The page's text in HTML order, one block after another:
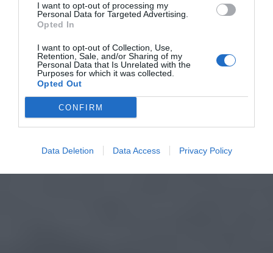
I want to opt-out of processing my
Personal Data for Targeted Advertising.
Opted In
I want to opt-out of Collection, Use,
Retention, Sale, and/or Sharing of my
Personal Data that Is Unrelated with the
Purposes for which it was collected.
Opted Out
CONFIRM
Data Deletion Data Access Privacy Policy